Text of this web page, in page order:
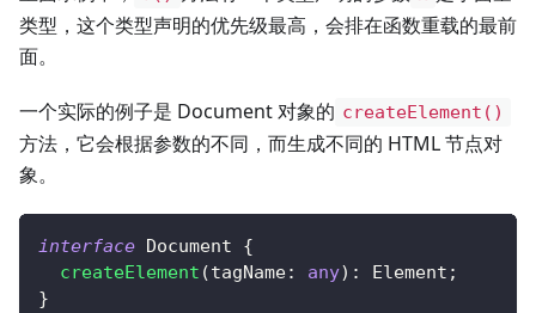
类型，这个类型声明的优先级最高，会排在函数重载的最前
面。
一个实际的例子是 Document 对象的 createElement()
方法，它会根据参数的不同，而生成不同的 HTML 节点对
象。
interface Document
{
createElement (tagName: any) : Element ;
}